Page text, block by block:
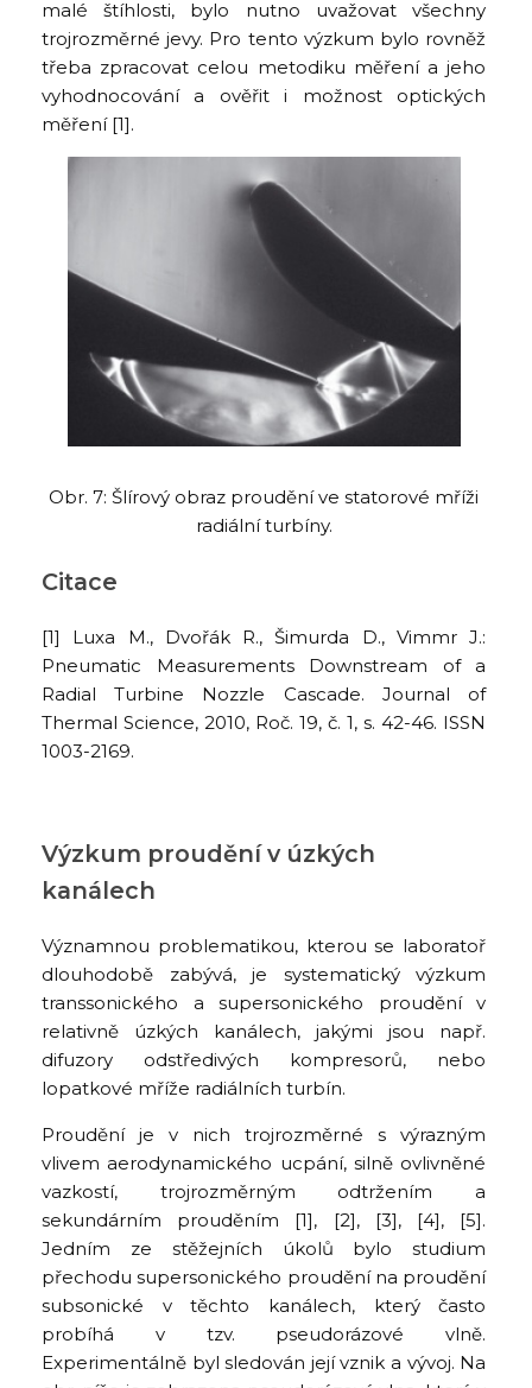
malé štíhlosti, bylo nutno uvažovat všechny
trojrozměrné jevy. Pro tento výzkum bylo rovněž
třeba zpracovat celou metodiku měření a jeho
vyhodnocování a ověřit i možnost optických
měření [1].
Obr. 7: Šlírový obraz proudění ve statorové mříži
radiální turbíny.
Citace
[1] Luxa M., Dvořák R., Šimurda D., Vimmr J.:
Pneumatic Measurements Downstream of a
Radial Turbine Nozzle Cascade. Journal of
Thermal Science, 2010, Roč. 19, č. 1, s. 42-46. ISSN
1003-2169.
Výzkum proudění v úzkých
kanálech
Významnou problematikou, kterou se laboratoř
dlouhodobě zabývá, je systematický výzkum
transsonického a supersonického proudění v
relativně úzkých kanálech, jakými jsou např.
difuzory odstředivých kompresorů, nebo
lopatkové mříže radiálních turbín.
Proudění je v nich trojrozměrné s výrazným
vlivem aerodynamického ucpání, silně ovlivněné
vazkostí, trojrozměrným odtržením a
sekundárním prouděním [1], [2], [3], [4], [5].
Jedním ze stěžejních úkolů bylo studium
přechodu supersonického proudění na proudění
subsonické v těchto kanálech, který často
probíhá v tzv. pseudorázové vlně.
Experimentálně byl sledován její vznik a vývoj. Na